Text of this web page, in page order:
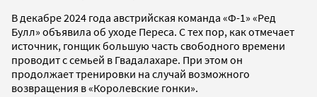
В декабре 2024 года австрийская команда «Ф-1» «Ред
Булл» объявила об уходе Переса. С тех пор, как отмечает
источник, гонщик большую часть свободного времени
проводит с семьей в Гвадалахаре. При этом он
продолжает тренировки на случай возможного
возвращения в «Королевские гонки».